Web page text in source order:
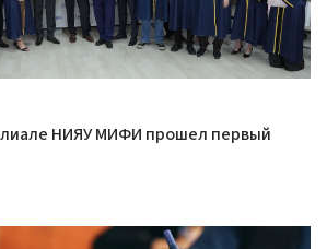
НИЯУ МИФИ прошел первый